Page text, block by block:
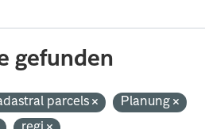
gefunden
parcels
Planung